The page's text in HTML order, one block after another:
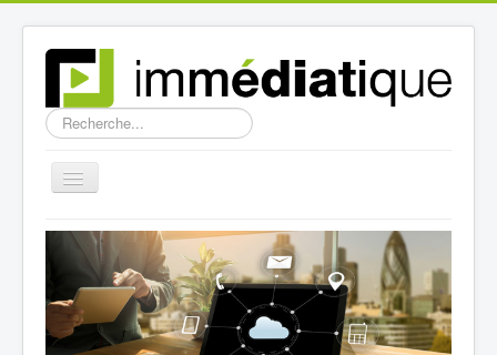
Rechercher
Toggle
Navigation
Accueil